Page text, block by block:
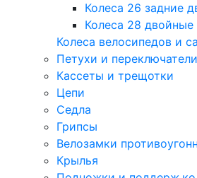
Колеса 26 задние
Колеса 28 двойные
Колеса велосипедов и
Петухи и
Кассеты и трещотки
Цепи
Седла
Грипсы
Велозамки
Крылья